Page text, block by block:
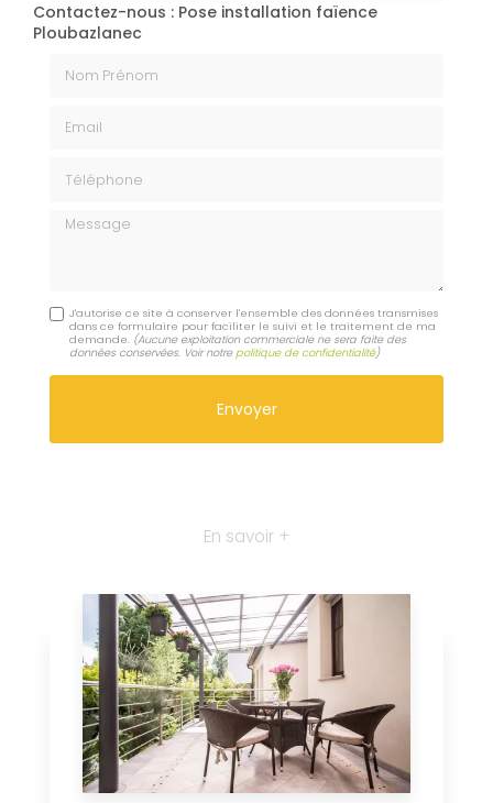
Contactez-nous : Pose installation faïence
Ploubazlanec
Message
J'autorise ce site à conserver l'ensemble des données transmises
dans ce formulaire pour faciliter le suivi et le traitement de ma
demande. (Aucune exploitation commerciale ne sera faite des
données conservées. Voir notrepolitique de confidentialité)
En savoir +